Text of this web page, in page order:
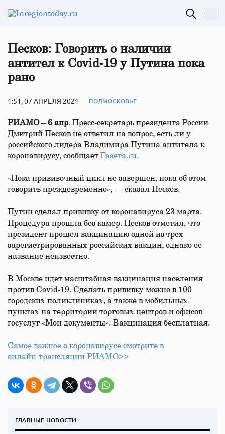
Песков: Говорить о наличии
антител к Covid‑19 у Путина пока
рано
1:51, 07 АПРЕЛЯ 2021 ПОДМОСКОВЬЕ
РИАМО – 6 апр. Пресс-секретарь президента России
Дмитрий Песков не ответил на вопрос, есть ли у
российского лидера Владимира Путина антитела к
коронавирусу, сообщает Газета.ru.
«Пока прививочный цикл не завершен, пока об этом
говорить преждевременно», — сказал Песков.
Путин сделал прививку от коронавируса 23 марта.
Процедура прошла без камер. Песков отметил, что
президент прошел вакцинацию одной из трех
зарегистрированных российских вакцин, однако ее
название неизвестно.
В Москве идет масштабная вакцинация населения
против Covid-19. Сделать прививку можно в 100
городских поликлиниках, а также в мобильных
пунктах на территории торговых центров и офисов
госуслуг «Мои документы». Вакцинация бесплатная.
Самое важное о коронавирусе смотрите в
онлайн‑трансляции РИАМО>>
ГЛАВНЫЕ НОВОСТИ